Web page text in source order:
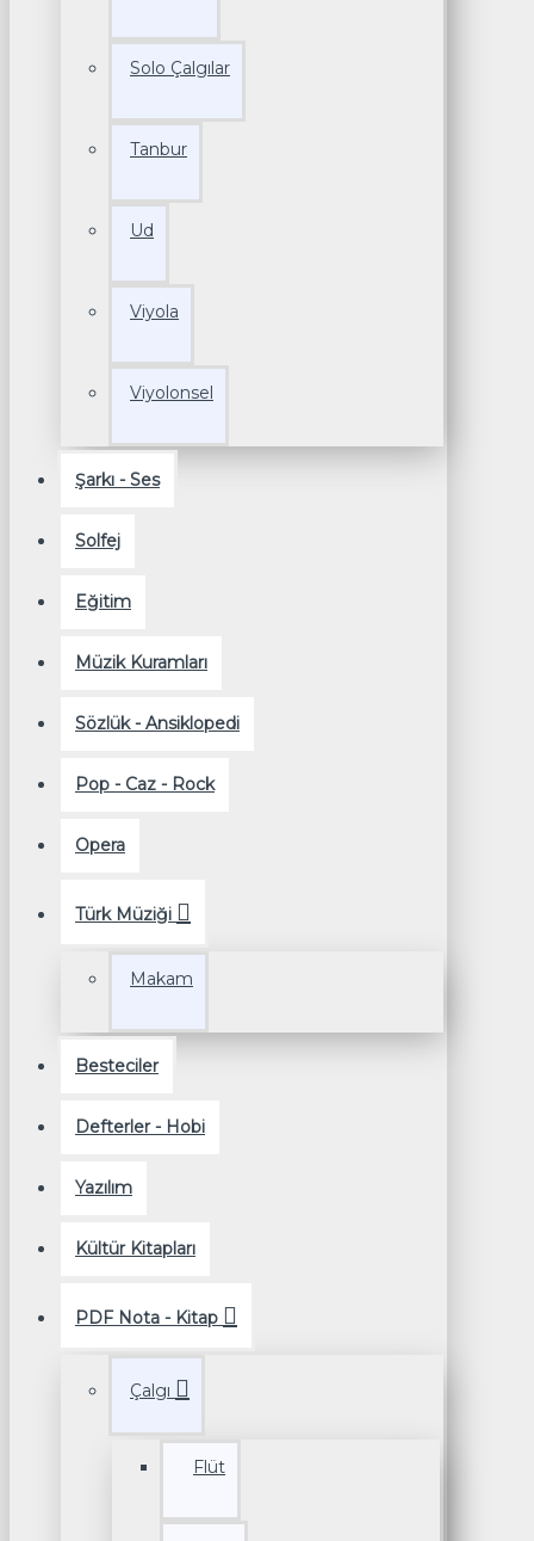
Solo Çalgılar
Tanbur
Ud
Viyola
Viyolonsel
Şarkı - Ses
Solfej
Eğitim
Müzik Kuramları
Sözlük - Ansiklopedi
Pop - Caz - Rock
Opera
Türk Müziği
Makam
Besteciler
Defterler - Hobi
Yazılım
Kültür Kitapları
PDF Nota - Kitap
Çalgı
Flüt